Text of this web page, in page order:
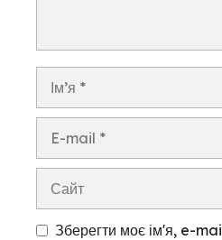
Зберегти моє ім'я, e-